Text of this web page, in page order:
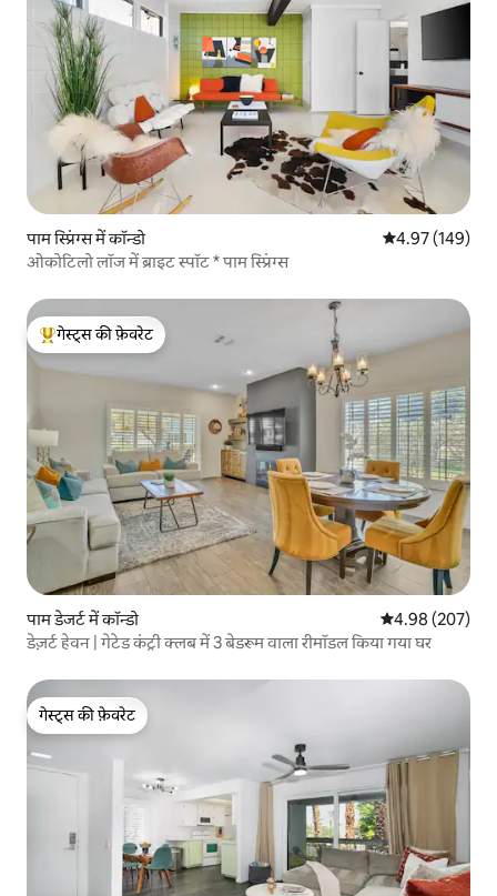
पाम स्प्रिंग्स में कॉन्डो औसत रेटिंग 5 में से
4.97 (149)
ओकोटिलो लॉज में ब्राइट स्पॉट * पाम स्प्रिंग्स
गेस्ट्स का टॉप फ़ेवरेट
गेस्ट्स की फ़ेवरेट
पाम डेजर्ट में कॉन्डो औसत रेटिंग 5 में से
4.98 (207)
डेज़र्ट हेवन | गेटेड कंट्री क्लब में 3 बेडरूम वाला रीमॉडल किया गया घर
गेस्ट्स की फ़ेवरेट
गेस्ट्स की फ़ेवरेट